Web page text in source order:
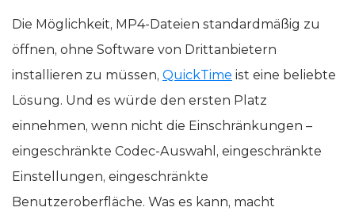
Die Möglichkeit, MP4-Dateien standardmäßig zu
öffnen, ohne Software von Drittanbietern
installieren zu müssen, QuickTime ist eine beliebte
Lösung. Und es würde den ersten Platz
einnehmen, wenn nicht die Einschränkungen –
eingeschränkte Codec-Auswahl, eingeschränkte
Einstellungen, eingeschränkte
Benutzeroberfläche. Was es kann, macht